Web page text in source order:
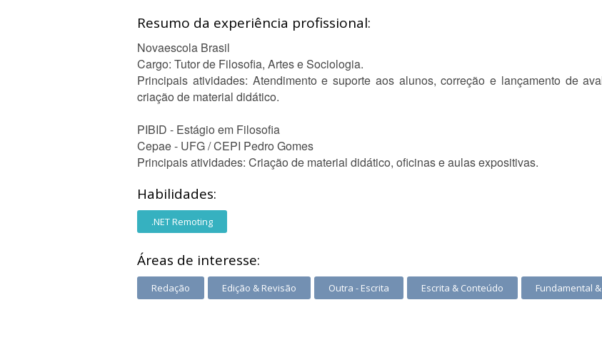
Resumo da experiência profissional:
Novaescola Brasil
Cargo: Tutor de Filosofia, Artes e Sociologia.
Principais atividades: Atendimento e suporte aos alunos, correção e lançamento de
criação de material didático.
PIBID - Estágio em Filosofia
Cepae - UFG / CEPI Pedro Gomes
Principais atividades: Criação de material didático, oficinas e aulas expositivas.
Habilidades:
.NET Remoting
Áreas de interesse:
Redação Edição & Revisão Outra - Escrita Escrita & Conteúdo Fundamental